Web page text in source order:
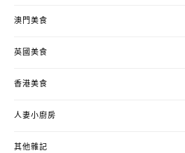
澳門美食
英國美食
香港美食
人妻小廚房
其他雜記